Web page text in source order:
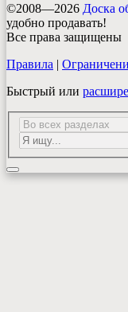
©2008—2026 Доска
удобно продавать!
Все права защищены
Правила |
Быстрый или